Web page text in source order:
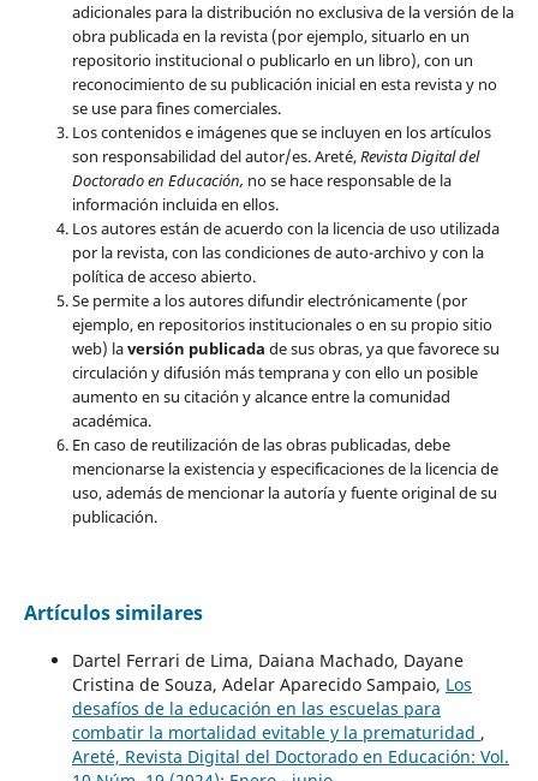
adicionales para la distribución no exclusiva de la versión de la
obra publicada en la revista (por ejemplo, situarlo en un
repositorio institucional o publicarlo en un libro), con un
reconocimiento de su publicación inicial en esta revista y no
se use para fines comerciales.
Los contenidos e imágenes que se incluyen en los artículos
son responsabilidad del autor/es. Areté,Revista Digital del
Doctorado en Educación, no se hace responsable de la
información incluida en ellos.
Los autores están de acuerdo con la licencia de uso utilizada
por la revista, con las condiciones de auto-archivo y con la
política de acceso abierto.
Se permite a los autores difundir electrónicamente (por
ejemplo, en repositorios institucionales o en su propio sitio
web) laversión publicada de sus obras, ya que favorece su
circulación y difusión más temprana y con ello un posible
aumento en su citación y alcance entre la comunidad
académica.
En caso de reutilización de las obras publicadas, debe
mencionarse la existencia y especificaciones de la licencia de
uso, además de mencionar la autoría y fuente original de su
publicación.
Artículos similares
Dartel Ferrari de Lima, Daiana Machado, Dayane
Cristina de Souza, Adelar Aparecido Sampaio, Los
desafíos de la educación en las escuelas para
combatir la mortalidad evitable y la prematuridad ,
Areté, Revista Digital del Doctorado en Educación: Vol.